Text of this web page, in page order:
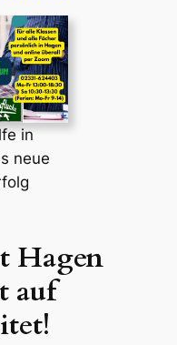
in
neue
Hagen
auf